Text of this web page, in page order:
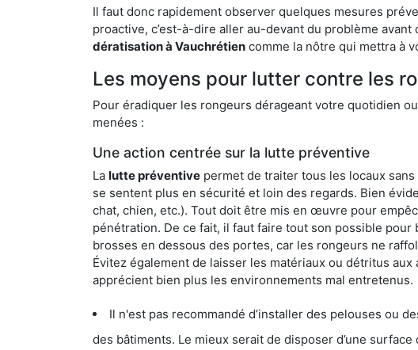
Il faut donc rapidement observer quelques mesures
proactive, c’est-à-dire aller au-devant du problème
dératisation à Vauchrétien comme la nôtre qui mettra à
Les moyens pour lutter contre les
Pour éradiquer les rongeurs dérageant votre quotidien
menées :
Une action centrée sur la lutte préventive
La lutte préventive permet de traiter tous les locaux
se sentent plus en sécurité et loin des regards. Bien
chat, chien, etc.). Tout doit être mis en œuvre pour
pénétration. De ce fait, il faut faire tout son possible
brosses en dessous des portes, car les rongeurs ne
Évitez également de laisser les matériaux ou détritus
apprécient bien plus les environnements mal entretenus.
Il n'est pas recommandé d’installer des pelouses ou des
des bâtiments. Le mieux serait de disposer d’une surface cimentée, bitumée